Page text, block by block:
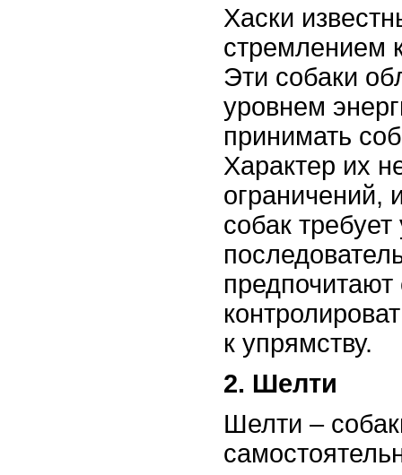
Хаски
стремлением
Эти собаки
уровнем
принимать
Характер их
ограничений,
собак
к упрямству.
2. Шелти
Шелти –